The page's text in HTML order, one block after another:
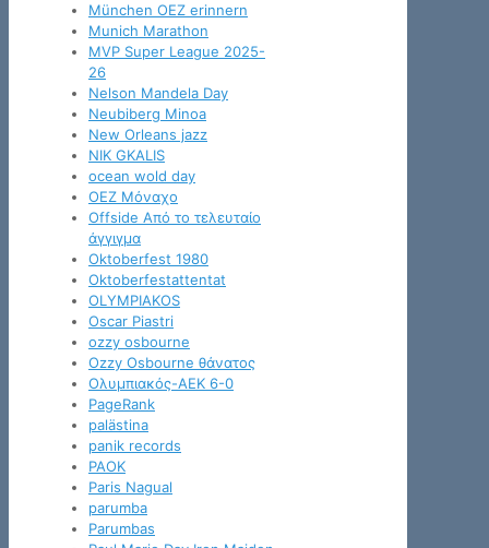
München OEZ erinnern
Munich Marathon
MVP Super League 2025-
26
Nelson Mandela Day
Neubiberg Minoa
New Orleans jazz
NIK GKALIS
ocean wold day
OEZ Μόναχο
Offside Από το τελευταίο
άγγιγμα
Oktoberfest 1980
Oktoberfestattentat
OLYMPIAKOS
Oscar Piastri
ozzy osbourne
Ozzy Osbourne θάνατος
Oλυμπιακός-ΑΕΚ 6-0
PageRank
palästina
panik records
PAOK
Paris Nagual
parumba
Parumbas